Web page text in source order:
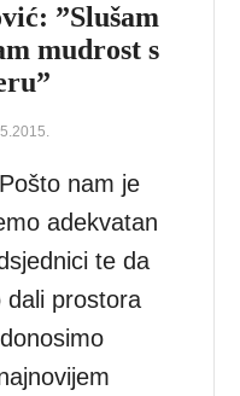
”Slušam
mudrost s
nam je
adekvatan
te da
dali prostora